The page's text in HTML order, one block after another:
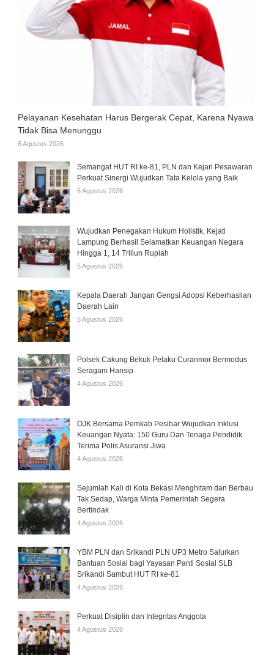
Pelayanan Kesehatan Harus Bergerak Cepat, Karena Nyawa
Tidak Bisa Menunggu
6 Agustus 2026
Semangat HUT RI ke-81, PLN dan Kejari Pesawaran
Perkuat Sinergi Wujudkan Tata Kelola yang Baik
6 Agustus 2026
Wujudkan Penegakan Hukum Holistik, Kejati
Lampung Berhasil Selamatkan Keuangan Negara
Hingga 1, 14 Triliun Rupiah
5 Agustus 2026
Kepala Daerah Jangan Gengsi Adopsi Keberhasilan
Daerah Lain
5 Agustus 2026
Polsek Cakung Bekuk Pelaku Curanmor Bermodus
Seragam Hansip
4 Agustus 2026
OJK Bersama Pemkab Pesibar Wujudkan Inklusi
Keuangan Nyata: 150 Guru Dan Tenaga Pendidik
Terima Polis Asuransi Jiwa
4 Agustus 2026
Sejumlah Kali di Kota Bekasi Menghitam dan Berbau
Tak Sedap, Warga Minta Pemerintah Segera
Bertindak
4 Agustus 2026
YBM PLN dan Srikandi PLN UP3 Metro Salurkan
Bantuan Sosial bagi Yayasan Panti Sosial SLB
Srikandi Sambut HUT RI ke-81
4 Agustus 2026
Perkuat Disiplin dan Integritas Anggota
4 Agustus 2026